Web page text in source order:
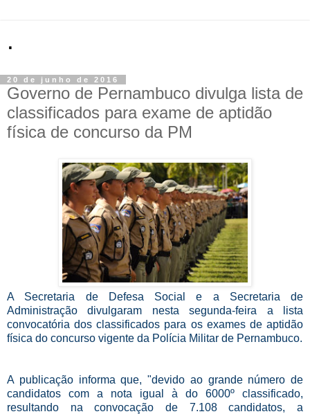
.
20 de junho de 2016
Governo de Pernambuco divulga lista de
classificados para exame de aptidão
física de concurso da PM
A Secretaria de Defesa Social e a Secretaria de
Administração divulgaram nesta segunda-feira a lista
convocatória dos classificados para os exames de aptidão
física do concurso vigente da Polícia Militar de Pernambuco.
A publicação informa que, "devido ao grande número de
candidatos com a nota igual à do 6000º classificado,
resultando na convocação de 7.108 candidatos, a